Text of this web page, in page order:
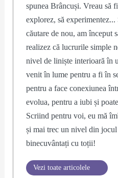
spunea Brâncuși. Vreau să
explorez, să
căutare de nou, am început
realizez că lucrurile simple
nivel de liniște interioară în
venit în lume pentru a fi în
pentru a face conexiunea
evolua, pentru a iubi și
Scriind pentru voi, eu mă
și mai trec un nivel din
binecuvântați cu toții!